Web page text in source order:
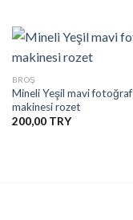
BROŞ
Mineli Yeşil mavi fotoğraf
makinesi rozet
200,00